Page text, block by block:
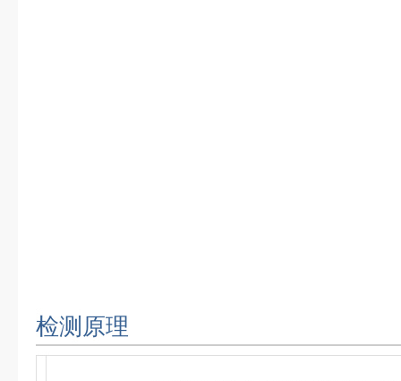
检测原理